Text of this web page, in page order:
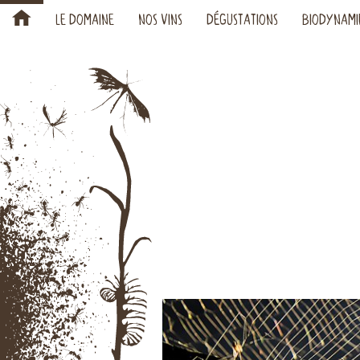
H LE DOMAINE NOS VINS DÉGUSTATIONS